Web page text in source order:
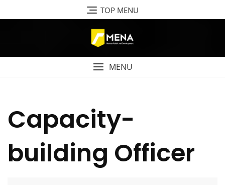
to
TOP MENU
MENU
Capacity-
building Officer